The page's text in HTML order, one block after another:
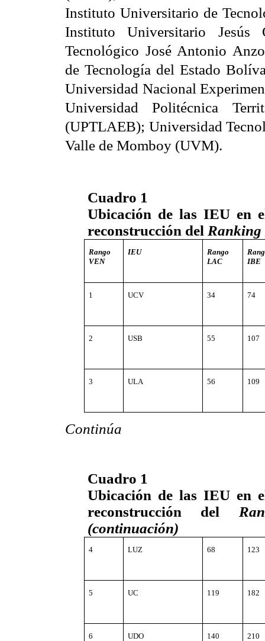
Instituto Universitario de
Instituto Universitario Jesús
Tecnológico José Antonio
de Tecnología del Estado
Universidad Nacional
Universidad Politécnica
(UPTLAEB); Universidad
Valle de Momboy (UVM).
Cuadro 1
Ubicación de las IEU en
reconstrucción del Ranking
Rango
VEN
IEU
Rango
LAC
IBE
1 UCV 34 74
2 USB 55 107
3 ULA 56 109
Continúa
Cuadro 1
Ubicación de las IEU en
reconstrucción del
(continuación)
4 LUZ 68 123
5 UC 119 182
6 UDO 140 210